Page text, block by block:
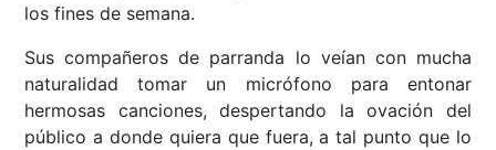
los fines de semana.
Sus compañeros de parranda lo veían con mucha
naturalidad tomar un micrófono para entonar
hermosas canciones, despertando la ovación del
público a donde quiera que fuera, a tal punto que lo